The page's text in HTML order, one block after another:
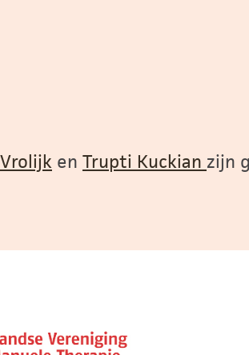
en Trupti Kuckian zijn